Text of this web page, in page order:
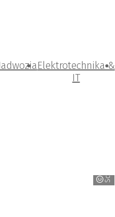
Elektrotechnika &
IT
Schaeffler